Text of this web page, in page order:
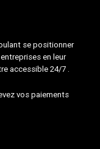
se positionner
en leur
accessible 24/7 .
vos paiements